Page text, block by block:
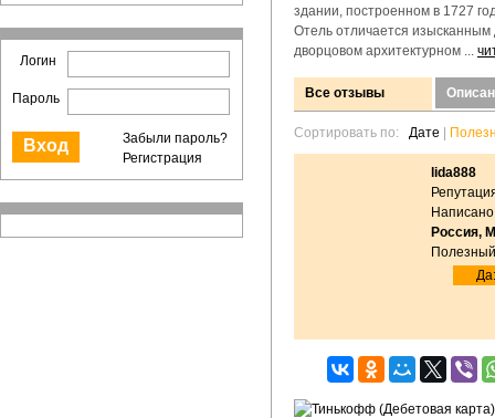
Логин
Пароль
Забыли пароль?
Регистрация
здании, построенном в 1727
Отель отличается
дворцовом архитектурном ...
Все отзывы
Сортировать по: Дате
lida888
Россия,